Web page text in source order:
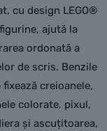
cu design LEGO®
ajută la
ordonată a
de scris. Benzile
creioanele,
colorate, pixul,
și ascuțitoarea,